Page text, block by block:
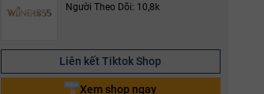
Người Theo Dõi: 10,8k
Liên kết Tiktok Shop
Xem shop ngay